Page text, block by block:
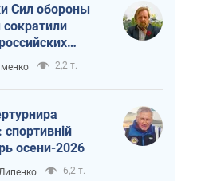
Сил обороны
2,2 т.
осени-2026
6,2 т.